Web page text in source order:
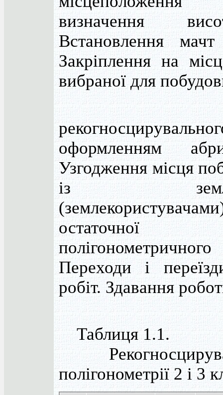
визначення
Встановлення
Закріплення на
вибраної для
оформленням
Узгодження місця
із
Переходи і
робіт. Здавання
Таблиця 1.1.
полігонометрії 2 і 3